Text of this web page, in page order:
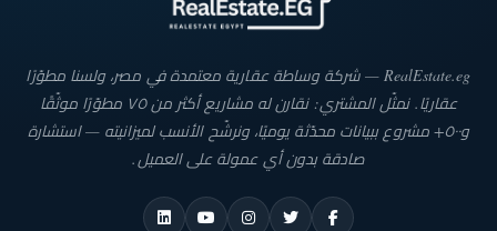
يقدم مول ميوز المستقبل سيتي تنوعاً استثنائياً في المساحات التي تلبي مختلف
استثمارية مميزة، يتمتع المول بتصميم ذكي يمزج بين المساحات الكبيرة والصغيرة
ليمنحك مرونة كاملة في اختيار ما يناسب متطلبات عملك سواء كنت تبحث عن وحدة
تجارية، طبية، أو حتى مكتبية، لتبدأ مساحة الوحدات في المول من 30 متر مربع.
تتنوع مساحات الوحدات في المول لتتناسب مع مختلف الأنشطة التجارية، مما يجعلها
الخيار الأمثل سواء للشركات الناشئة أو العلامات التجارية الكبيرة، مع توزيع مميز
للوحدات وواجهات زجاجية واسعة، تضمن لك هذه المساحات غرض منتجاتك بأفضل
صورة وجذب أكبر عدد من العملاء.
RealEstate.eg — شركة وساطة عقارية معتمدة في مصر، ولسنا مطوّرًا
عقاريًا. نمثّل المشتري: نقارن له مشاريع أكثر من ٧٥ مطوّرًا موثّقًا
و٥٠٠+ مشروع ببيانات محدّثة يوميًا، ونرشّح الأنسب لميزانيته — استشارة
صادقة بدون أي عمولة على العميل.